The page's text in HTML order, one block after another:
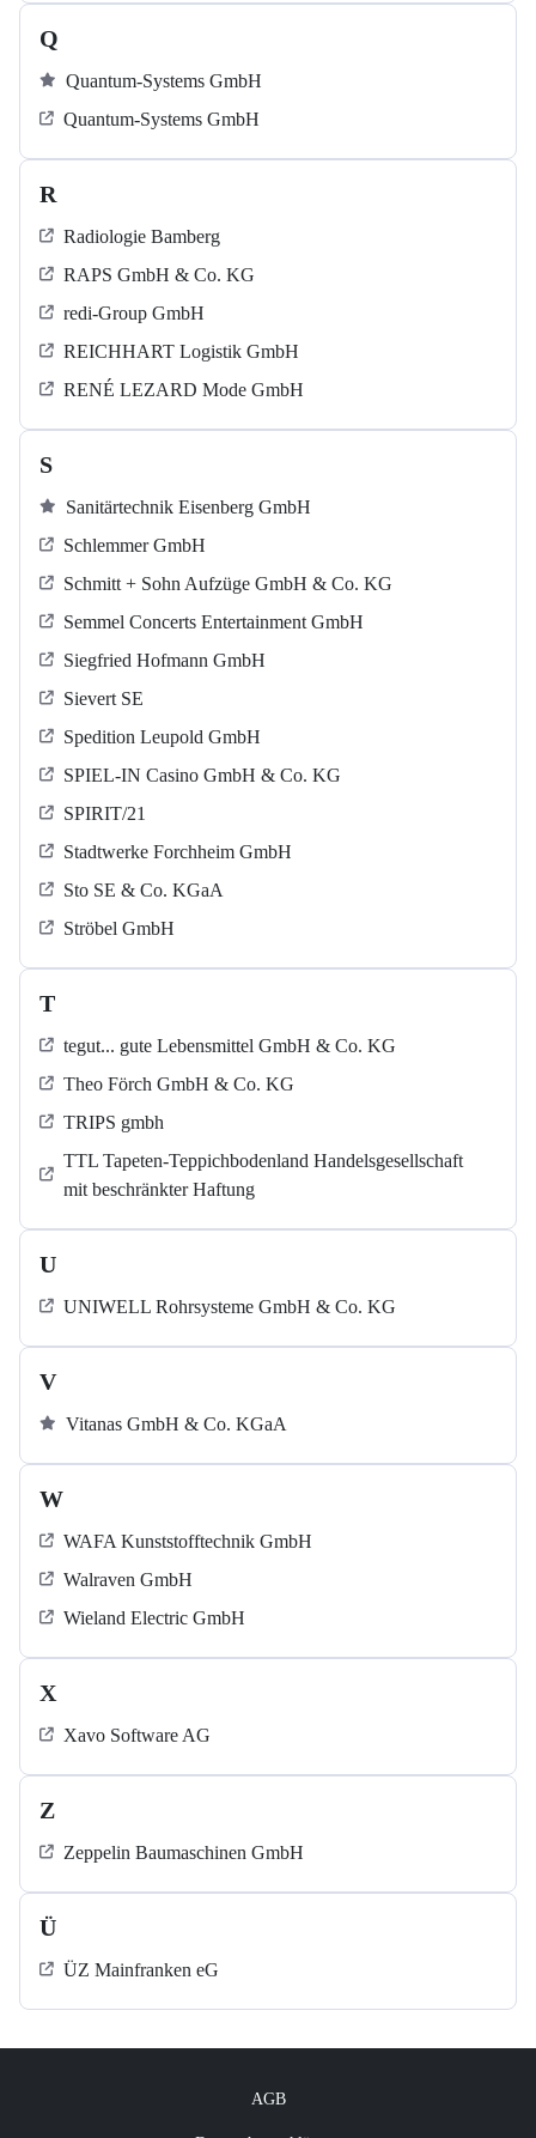
Q
Quantum-Systems GmbH
Quantum-Systems GmbH
R
Radiologie Bamberg
RAPS GmbH & Co. KG
redi-Group GmbH
REICHHART Logistik GmbH
RENÉ LEZARD Mode GmbH
S
Sanitärtechnik Eisenberg GmbH
Schlemmer GmbH
Schmitt + Sohn Aufzüge GmbH & Co. KG
Semmel Concerts Entertainment GmbH
Siegfried Hofmann GmbH
Sievert SE
Spedition Leupold GmbH
SPIEL-IN Casino GmbH & Co. KG
SPIRIT/21
Stadtwerke Forchheim GmbH
Sto SE & Co. KGaA
Ströbel GmbH
T
tegut... gute Lebensmittel GmbH & Co. KG
Theo Förch GmbH & Co. KG
TRIPS gmbh
TTL Tapeten-Teppichbodenland Handelsgesellschaft
mit beschränkter Haftung
U
UNIWELL Rohrsysteme GmbH & Co. KG
V
Vitanas GmbH & Co. KGaA
W
WAFA Kunststofftechnik GmbH
Walraven GmbH
Wieland Electric GmbH
X
Xavo Software AG
Z
Zeppelin Baumaschinen GmbH
Ü
ÜZ Mainfranken eG
AGB